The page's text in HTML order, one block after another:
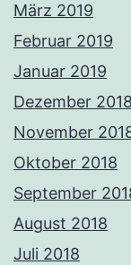
März 2019
Februar 2019
Januar 2019
Dezember 2018
November
Oktober 2018
September
August 2018
Juli 2018